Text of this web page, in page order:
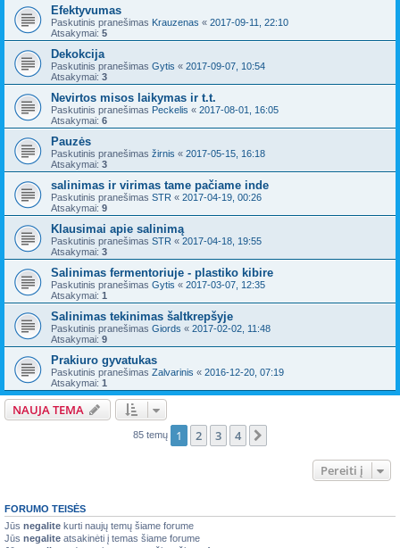
Efektyvumas
Paskutinis pranešimas Krauzenas « 2017-09-11, 22:10
Atsakymai: 5
Dekokcija
Paskutinis pranešimas Gytis « 2017-09-07, 10:54
Atsakymai: 3
Nevirtos misos laikymas ir t.t.
Paskutinis pranešimas Peckelis « 2017-08-01, 16:05
Atsakymai: 6
Pauzės
Paskutinis pranešimas žirnis « 2017-05-15, 16:18
Atsakymai: 3
salinimas ir virimas tame pačiame inde
Paskutinis pranešimas STR « 2017-04-19, 00:26
Atsakymai: 9
Klausimai apie salinimą
Paskutinis pranešimas STR « 2017-04-18, 19:55
Atsakymai: 3
Salinimas fermentoriuje - plastiko kibire
Paskutinis pranešimas Gytis « 2017-03-07, 12:35
Atsakymai: 1
Salinimas tekinimas šaltkrepšyje
Paskutinis pranešimas Giords « 2017-02-02, 11:48
Atsakymai: 9
Prakiuro gyvatukas
Paskutinis pranešimas Zalvarinis « 2016-12-20, 07:19
Atsakymai: 1
NAUJA TEMA
85 temų 1 2 3 4
Pereiti į
FORUMO TEISĖS
Jūs negalite kurti naujų temų šiame forume
Jūs negalite atsakinėti į temas šiame forume